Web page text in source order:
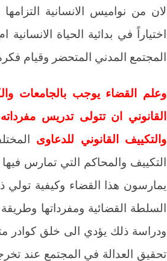
لان من نواميس الانسانية
اختياراً في بدائية الحياة
المجتمع المدني المتحضر وقيام
وعلم القضاء يوجب بالجامعات
القانوني ان تتولى تدريس
والتكييف القانوني للدعاوى
التكييف والمحاكم التي تمارس
يمارسون هذا القضاء وكيفية تولي
السلطة القضائية ومفرداتها
ودراسة ذلك يؤدي الى خلق كوادر
تحقيق العدالة في المجتمع عند